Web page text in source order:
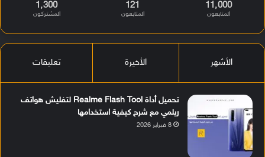
11٬000
المتابعون
121
المتابعون
1٬300
المشتركون
الأشهر الأخيرة تعليقات
تحميل أداة Realme Flash Tool لتفليش هواتف
ريلمي مع شرح كيفية استخدامها
8 فبراير 2026